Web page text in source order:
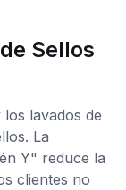
Sellos
lavados de
La
Y" reduce la
clientes no